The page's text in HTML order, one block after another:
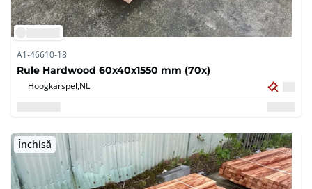
A1-46610-18
Rule Hardwood 60x40x1550 mm (70x)
Hoogkarspel,NL
Închisă